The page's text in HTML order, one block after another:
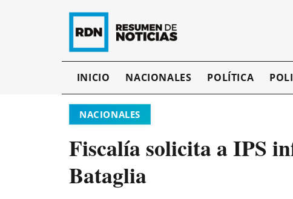
INICIO NACIONALES POLÍTICA
NACIONALES
Fiscalía solicita a IPS
Bataglia